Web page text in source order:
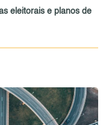
eleitorais e planos de